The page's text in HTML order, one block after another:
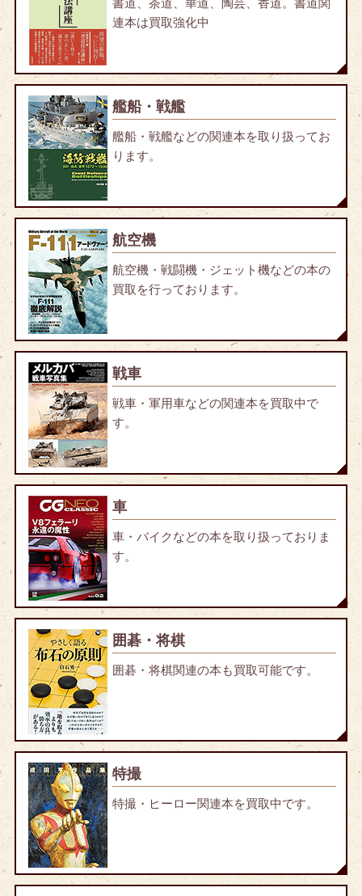
書道、茶道、華道、陶芸、香道。書道関
連本は買取強化中
艦船・戦艦
艦船・戦艦などの関連本を取り扱ってお
ります。
航空機
航空機・戦闘機・ジェット機などの本の
買取を行っております。
戦車
戦車・軍用車などの関連本を買取中で
す。
車
車・バイクなどの本を取り扱っておりま
す。
囲碁・将棋
囲碁・将棋関連の本も買取可能です。
特撮
特撮・ヒーロー関連本を買取中です。